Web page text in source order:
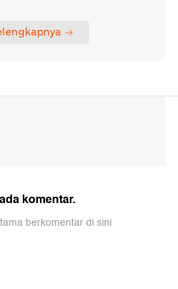
komentar.
berkomentar di sini